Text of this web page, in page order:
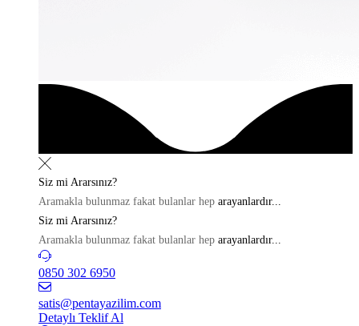
Siz mi Ararsınız?
Aramakla bulunmaz fakat bulanlar hep arayanlardır...
Siz mi Ararsınız?
Aramakla bulunmaz fakat bulanlar hep arayanlardır...
0850 302 6950
satis@pentayazilim.com
Detaylı Teklif Al